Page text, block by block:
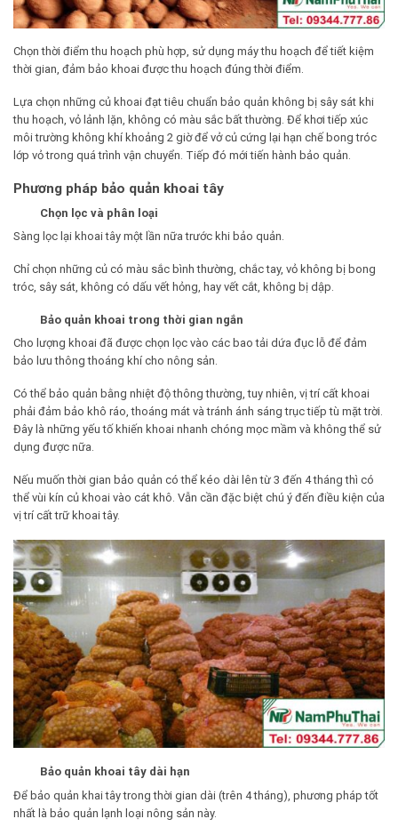
Chọn thời điểm thu hoạch phù hợp, sử dụng máy thu hoạch để tiết kiệm
thời gian, đảm bảo khoai được thu hoạch đúng thời điểm.
Lựa chọn những củ khoai đạt tiêu chuẩn bảo quản không bị sây sát khi
thu hoạch, vỏ lảnh lặn, không có màu sắc bất thường. Để khơi tiếp xúc
môi trường không khí khoảng 2 giờ để vở củ cứng lại hạn chế bong tróc
lớp vỏ trong quá trình vận chuyển. Tiếp đó mới tiến hành bảo quản.
Phương pháp bảo quản khoai tây
Chọn lọc và phân loại
Sàng lọc lại khoai tây một lần nữa trước khi bảo quản.
Chỉ chọn những củ có màu sắc bình thường, chắc tay, vỏ không bị bong
tróc, sây sát, không có dấu vết hỏng, hay vết cắt, không bị dập.
Bảo quản khoai trong thời gian ngắn
Cho lượng khoai đã được chọn lọc vào các bao tải dứa đục lỗ để đảm
bảo lưu thông thoáng khí cho nông sản.
Có thể bảo quản bằng nhiệt độ thông thường, tuy nhiên, vị trí cất khoai
phải đảm bảo khô ráo, thoáng mát và tránh ánh sáng trục tiếp tù mặt trời.
Đây là những yếu tố khiến khoai nhanh chóng mọc mầm và không thể sử
dụng được nữa.
Nếu muốn thời gian bảo quản có thể kéo dài lên từ 3 đến 4 tháng thì có
thể vùi kín củ khoai vào cát khô. Vẫn cần đặc biệt chú ý đến điều kiện của
vị trí cất trữ khoai tây.
Bảo quản khoai tây dài hạn
Để bảo quản khai tây trong thời gian dài (trên 4 tháng), phương pháp tốt
nhất là bảo quản lạnh loại nông sản này.